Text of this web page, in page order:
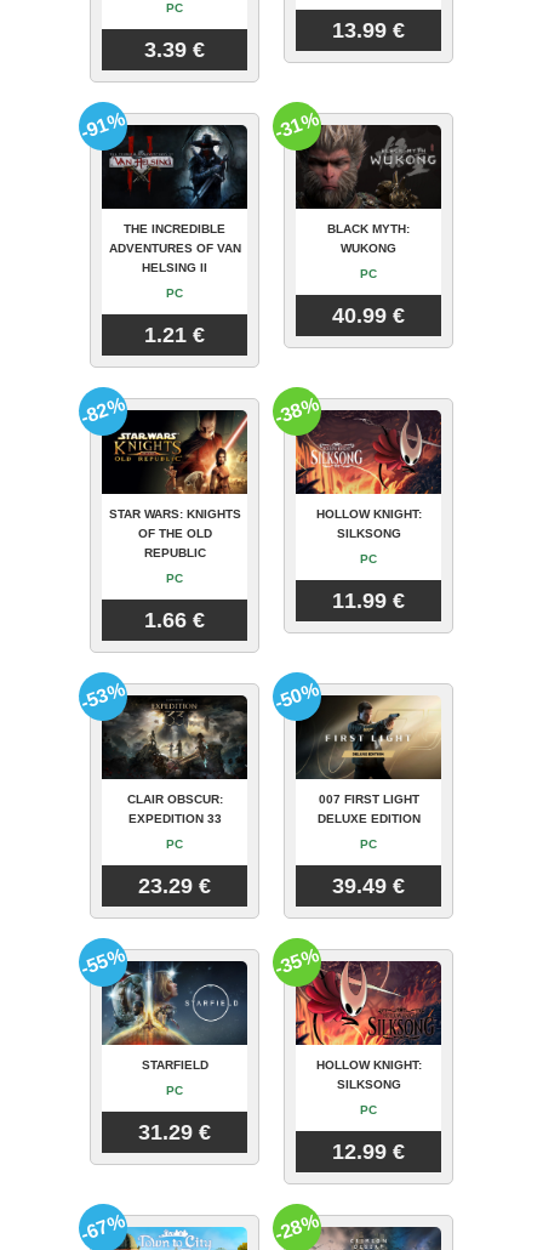
PC
3.39 €
13.99 €
THE INCREDIBLE
ADVENTURES OF VAN
HELSING II
PC
1.21 €
-91%
BLACK MYTH:
WUKONG
PC
40.99 €
-31%
STAR WARS: KNIGHTS
OF THE OLD
REPUBLIC
PC
1.66 €
-82%
HOLLOW KNIGHT:
SILKSONG
PC
11.99 €
-38%
CLAIR OBSCUR:
EXPEDITION 33
PC
23.29 €
-53%
007 FIRST LIGHT
DELUXE EDITION
PC
39.49 €
-50%
STARFIELD
PC
31.29 €
-55%
HOLLOW KNIGHT:
SILKSONG
PC
12.99 €
-35%
-67% -28%